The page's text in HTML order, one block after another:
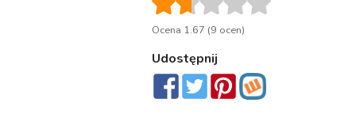
Ocena 1.67 (9 ocen)
Udostępnij